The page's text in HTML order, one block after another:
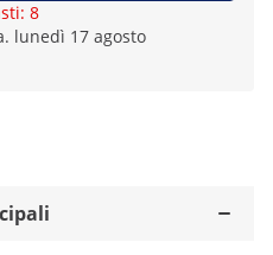
8
lunedì 17 agosto